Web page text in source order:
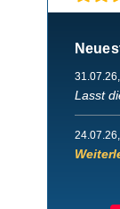
31.07.26
Lasst
24.07.26